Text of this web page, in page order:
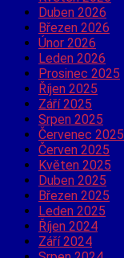
Duben 2026
Březen 2026
Únor 2026
Leden 2026
Prosinec 2025
Říjen 2025
Září 2025
Srpen 2025
Červenec 2025
Červen 2025
Květen 2025
Duben 2025
Březen 2025
Leden 2025
Říjen 2024
Září 2024